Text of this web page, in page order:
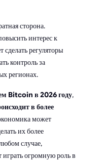
сторона.
интерес к
регуляторы
контроль за
регионах.
Bitcoin в 2026 году,
в более
может
их более
случае,
играть огромную роль в